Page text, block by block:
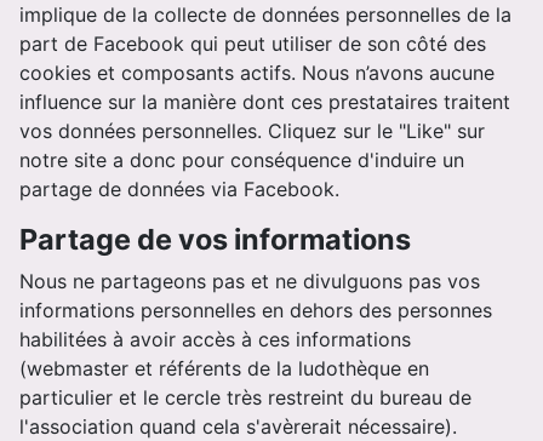
implique de la collecte de données personnelles de la
part de Facebook qui peut utiliser de son côté des
cookies et composants actifs. Nous n’avons aucune
influence sur la manière dont ces prestataires traitent
vos données personnelles. Cliquez sur le "Like" sur
notre site a donc pour conséquence d'induire un
partage de données via Facebook.
Partage de vos informations
Nous ne partageons pas et ne divulguons pas vos
informations personnelles en dehors des personnes
habilitées à avoir accès à ces informations
(webmaster et référents de la ludothèque en
particulier et le cercle très restreint du bureau de
l'association quand cela s'avèrerait nécessaire).